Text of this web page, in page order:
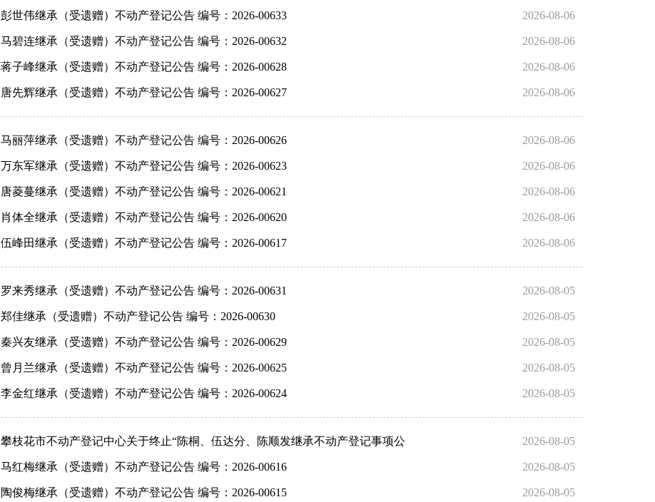
彭世伟继承（受遗赠）不动产登记公告 编号：2026-00633 2026-08-06
马碧连继承（受遗赠）不动产登记公告 编号：2026-00632 2026-08-06
蒋子峰继承（受遗赠）不动产登记公告 编号：2026-00628 2026-08-06
唐先辉继承（受遗赠）不动产登记公告 编号：2026-00627 2026-08-06
马丽萍继承（受遗赠）不动产登记公告 编号：2026-00626 2026-08-06
万东军继承（受遗赠）不动产登记公告 编号：2026-00623 2026-08-06
唐菱蔓继承（受遗赠）不动产登记公告 编号：2026-00621 2026-08-06
肖体全继承（受遗赠）不动产登记公告 编号：2026-00620 2026-08-06
伍峰田继承（受遗赠）不动产登记公告 编号：2026-00617 2026-08-06
罗来秀继承（受遗赠）不动产登记公告 编号：2026-00631 2026-08-05
郑佳继承（受遗赠）不动产登记公告 编号：2026-00630 2026-08-05
秦兴友继承（受遗赠）不动产登记公告 编号：2026-00629 2026-08-05
曾月兰继承（受遗赠）不动产登记公告 编号：2026-00625 2026-08-05
李金红继承（受遗赠）不动产登记公告 编号：2026-00624 2026-08-05
攀枝花市不动产登记中心关于终止“陈桐、伍达分、陈顺发继承不动产登记事项公 2026-08-05
马红梅继承（受遗赠）不动产登记公告 编号：2026-00616 2026-08-05
陶俊梅继承（受遗赠）不动产登记公告 编号：2026-00615 2026-08-05